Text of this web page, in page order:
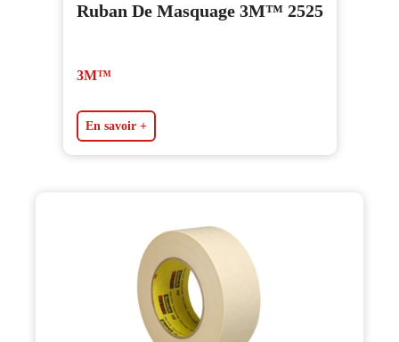
Ruban De Masquage 3M™ 2525
3M™
En savoir +